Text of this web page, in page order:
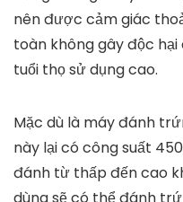
3. Máy đánh trứng
MFQ36400là một chiếc
lợi cho người sử dụng.
trứng cầm tay thiết kế
thể phù hợp với mọi
máy được tạo nên từ